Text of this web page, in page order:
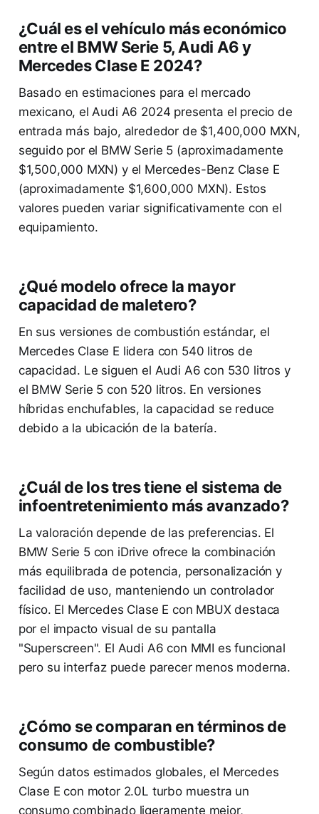
¿Cuál es el vehículo más económico
entre el BMW Serie 5, Audi A6 y
Mercedes Clase E 2024?
Basado en estimaciones para el mercado
mexicano, el Audi A6 2024 presenta el precio de
entrada más bajo, alrededor de $1,400,000 MXN,
seguido por el BMW Serie 5 (aproximadamente
$1,500,000 MXN) y el Mercedes-Benz Clase E
(aproximadamente $1,600,000 MXN). Estos
valores pueden variar significativamente con el
equipamiento.
¿Qué modelo ofrece la mayor
capacidad de maletero?
En sus versiones de combustión estándar, el
Mercedes Clase E lidera con 540 litros de
capacidad. Le siguen el Audi A6 con 530 litros y
el BMW Serie 5 con 520 litros. En versiones
híbridas enchufables, la capacidad se reduce
debido a la ubicación de la batería.
¿Cuál de los tres tiene el sistema de
infoentretenimiento más avanzado?
La valoración depende de las preferencias. El
BMW Serie 5 con iDrive ofrece la combinación
más equilibrada de potencia, personalización y
facilidad de uso, manteniendo un controlador
físico. El Mercedes Clase E con MBUX destaca
por el impacto visual de su pantalla
"Superscreen". El Audi A6 con MMI es funcional
pero su interfaz puede parecer menos moderna.
¿Cómo se comparan en términos de
consumo de combustible?
Según datos estimados globales, el Mercedes
Clase E con motor 2.0L turbo muestra un
consumo combinado ligeramente mejor,